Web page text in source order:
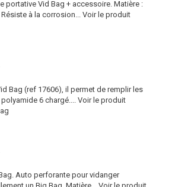
portative Vid Bag + accessoire. Matière :
à la corrosion...
Voir le produit
Bag (ref 17606), il permet de remplir les
6 chargé....
Voir le produit
Auto perforante pour vidanger